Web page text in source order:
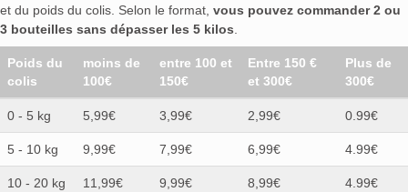
et du poids du colis. Selon le format, vous pouvez commander 2 ou
3 bouteilles sans dépasser les 5 kilos
Poids du
colis
moins de
100€
entre 100 et
150€
Entre 150 €
et 300€
Plus de
300€
0 - 5 kg 5,99€ 3,99€ 2,99€ 0.99€
5 - 10 kg 9,99€ 7,99€ 6,99€ 4.99€
10 - 20 kg 11,99€ 9,99€ 8,99€ 4.99€